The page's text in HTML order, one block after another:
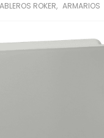
ROKER, ARMARIOS